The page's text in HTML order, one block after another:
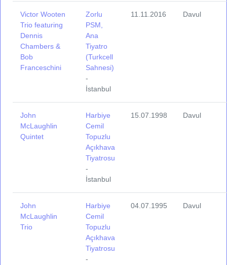
Victor Wooten
Trio featuring
Dennis
Chambers &
Bob
Franceschini
Zorlu
PSM,
Ana
Tiyatro
(Turkcell
Sahnesi)
-
İstanbul
11.11.2016 Davul
John
McLaughlin
Quintet
Harbiye
Cemil
Topuzlu
Açıkhava
Tiyatrosu
-
İstanbul
15.07.1998 Davul
John
McLaughlin
Trio
Harbiye
Cemil
Topuzlu
Açıkhava
Tiyatrosu
-
04.07.1995 Davul